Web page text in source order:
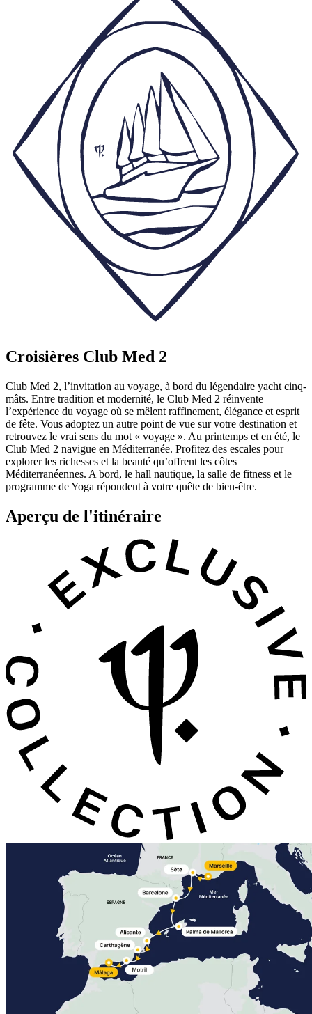
Croisières Club Med 2
Club Med 2, l’invitation au voyage, à bord du légendaire yacht cinq-
mâts. Entre tradition et modernité, le Club Med 2 réinvente
l’expérience du voyage où se mêlent raffinement, élégance et esprit
de fête. Vous adoptez un autre point de vue sur votre destination et
retrouvez le vrai sens du mot « voyage ». Au printemps et en été, le
Club Med 2 navigue en Méditerranée. Profitez des escales pour
explorer les richesses et la beauté qu’offrent les côtes
Méditerranéennes. A bord, le hall nautique, la salle de fitness et le
programme de Yoga répondent à votre quête de bien-être.
Aperçu de l'itinéraire